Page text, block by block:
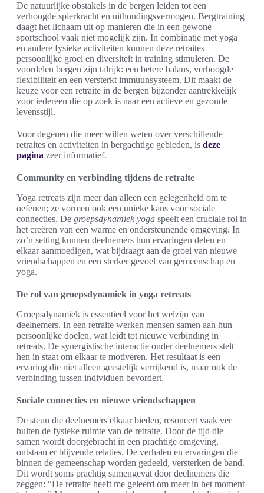
De natuurlijke obstakels in de bergen leiden tot een
verhoogde spierkracht en uithoudingsvermogen. Bergtraining
daagt het lichaam uit op manieren die in een gewone
sportschool vaak niet mogelijk zijn. In combinatie met yoga
en andere fysieke activiteiten kunnen deze retraites
persoonlijke groei en diversiteit in training stimuleren. De
voordelen bergen zijn talrijk: een betere balans, verhoogde
flexibiliteit en een versterkt immuunsysteem. Dit maakt de
keuze voor een retraite in de bergen bijzonder aantrekkelijk
voor iedereen die op zoek is naar een actieve en gezonde
levensstijl.
Voor degenen die meer willen weten over verschillende
retraites en activiteiten in bergachtige gebieden, is deze
pagina zeer informatief.
Community en verbinding tijdens de retraite
Yoga retreats zijn meer dan alleen een gelegenheid om te
oefenen; ze vormen ook een unieke kans voor sociale
connecties. De groepsdynamiek yoga speelt een cruciale rol in
het creëren van een warme en ondersteunende omgeving. In
zo’n setting kunnen deelnemers hun ervaringen delen en
elkaar aanmoedigen, wat bijdraagt aan de groei van nieuwe
vriendschappen en een sterker gevoel van gemeenschap en
yoga.
De rol van groepsdynamiek in yoga retreats
Groepsdynamiek is essentieel voor het welzijn van
deelnemers. In een retraite werken mensen samen aan hun
persoonlijke doelen, wat leidt tot nieuwe verbinding in
retreats. De synergistische interactie onder deelnemers stelt
hen in staat om elkaar te motiveren. Het resultaat is een
ervaring die niet alleen geestelijk verrijkend is, maar ook de
verbinding tussen individuen bevordert.
Sociale connecties en nieuwe vriendschappen
De steun die deelnemers elkaar bieden, resoneert vaak ver
buiten de fysieke ruimte van de retraite. Door de tijd die
samen wordt doorgebracht in een prachtige omgeving,
ontstaan er blijvende relaties. De verhalen en ervaringen die
binnen de gemeenschap worden gedeeld, versterken de band.
Dit wordt soms prachtig samengevat door deelnemers die
zeggen: “De retraite heeft me geleerd om meer in het moment